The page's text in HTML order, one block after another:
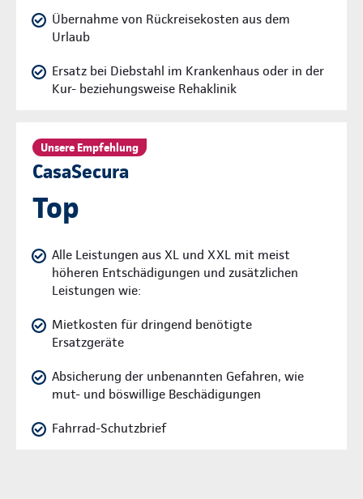
Übernahme von Rückreisekosten aus dem
Urlaub
Ersatz bei Diebstahl im Krankenhaus oder in der
Kur- beziehungsweise Rehaklinik
Unsere Empfehlung
CasaSecura
Top
Alle Leistungen aus XL und XXL mit meist
höheren Entschädigungen und zusätzlichen
Leistungen wie:
Mietkosten für dringend benötigte
Ersatzgeräte
Absicherung der unbenannten Gefahren, wie
mut- und böswillige Beschädigungen
Fahrrad-Schutzbrief